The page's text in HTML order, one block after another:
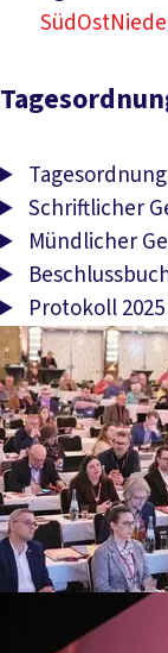
Tagesordnung
Schriftlicher
Münd­li­cher
Protokoll 2025